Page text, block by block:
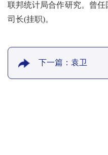
联邦统计局合作研究。曾
司长(挂职)。
下一篇：袁卫